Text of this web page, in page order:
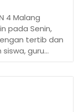
4 Malang
pada Senin,
tertib dan
guru...